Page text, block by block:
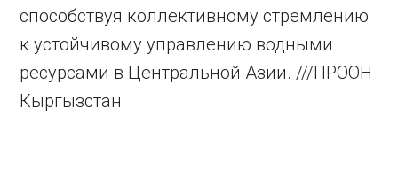
способствуя коллективному стремлению
к устойчивому управлению водными
ресурсами в Центральной Азии. ///ПРООН
Кыргызстан